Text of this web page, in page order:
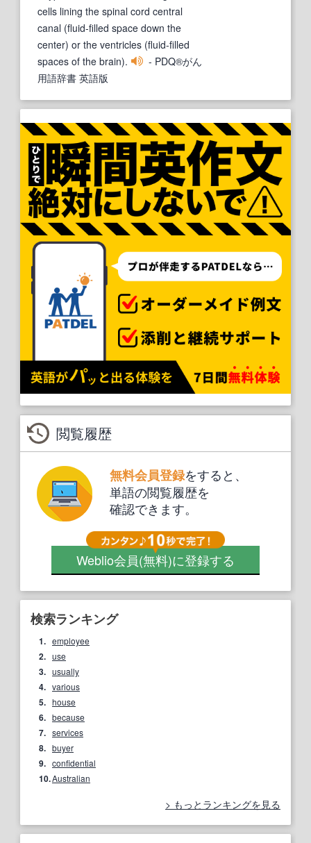
cells lining the spinal cord central
canal (fluid-filled space down the
center) or the ventricles (fluid-filled
spaces of the brain).
- PDQ®がん
用語辞書 英語版
閲覧履歴
無料会員登録をすると、
単語の閲覧履歴を
確認できます。
Weblio会員(無料)に登録する
検索ランキング
1. employee
2. use
3. usually
4. various
5. house
6. because
7. services
8. buyer
9. confidential
10.Australian
もっとランキングを見る